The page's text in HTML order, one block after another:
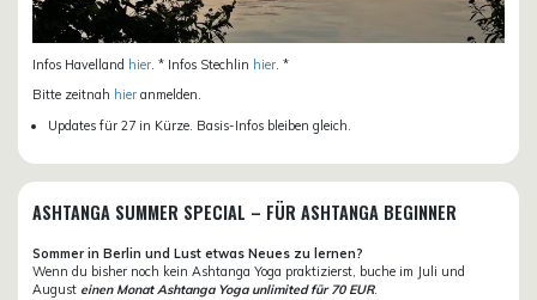
Infos Havelland hier . * Infos Stechlin hier . *
Bitte zeitnah hier anmelden.
Updates für 27 in Kürze. Basis-Infos bleiben gleich.
ASHTANGA SUMMER SPECIAL – FÜR ASHTANGA BEGINNER
Sommer in Berlin und Lust etwas Neues zu lernen?
Wenn du bisher noch kein Ashtanga Yoga praktizierst, buche im Juli und
August einen Monat Ashtanga Yoga unlimited für 70 EUR.